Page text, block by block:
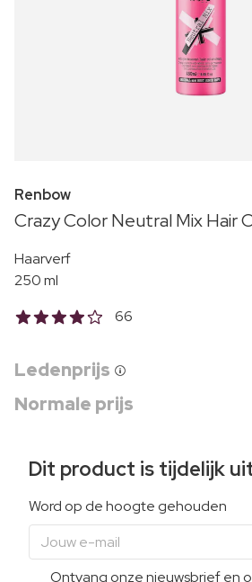
Renbow
Crazy Color Neutral Mix Hair
Haarverf
250 ml
66
Ledenprijs
Normale prijs
Dit product is tijdelijk
Word op de hoogte gehouden
Ontvang onze nieuwsbrief en